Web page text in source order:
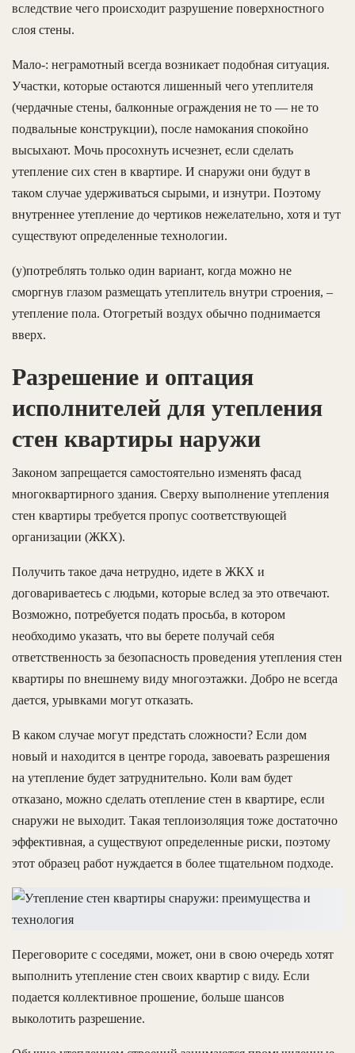
вследствие чего происходит разрушение поверхностного
слоя стены.
Мало-: неграмотный всегда возникает подобная ситуация.
Участки, которые остаются лишенный чего утеплителя
(чердачные стены, балконные ограждения не то — не то
подвальные конструкции), после намокания спокойно
высыхают. Мочь просохнуть исчезнет, если сделать
утепление сих стен в квартире. И снаружи они будут в
таком случае удерживаться сырыми, и изнутри. Поэтому
внутреннее утепление до чертиков нежелательно, хотя и тут
существуют определенные технологии.
(у)потреблять только один вариант, когда можно не
сморгнув глазом размещать утеплитель внутри строения, –
утепление пола. Отогретый воздух обычно поднимается
вверх.
Разрешение и оптация
исполнителей для утепления
стен квартиры наружи
Законом запрещается самостоятельно изменять фасад
многоквартирного здания. Сверху выполнение утепления
стен квартиры требуется пропус соответствующей
организации (ЖКХ).
Получить такое дача нетрудно, идете в ЖКХ и
договариваетесь с людьми, которые вслед за это отвечают.
Возможно, потребуется подать просьба, в котором
необходимо указать, что вы берете получай себя
ответственность за безопасность проведения утепления стен
квартиры по внешнему виду многоэтажки. Добро не всегда
дается, урывками могут отказать.
В каком случае могут предстать сложности? Если дом
новый и находится в центре города, завоевать разрешения
на утепление будет затруднительно. Коли вам будет
отказано, можно сделать отепление стен в квартире, если
снаружи не выходит. Такая теплоизоляция тоже достаточно
эффективная, а существуют определенные риски, поэтому
этот образец работ нуждается в более тщательном подходе.
Переговорите с соседями, может, они в свою очередь хотят
выполнить утепление стен своих квартир с виду. Если
подается коллективное прошение, больше шансов
выколотить разрешение.